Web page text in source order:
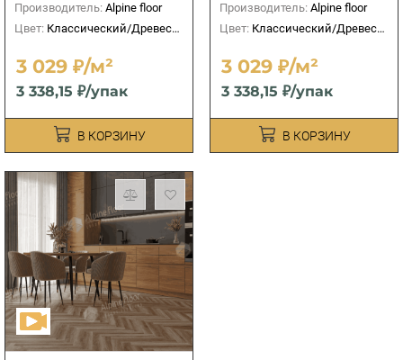
Производитель: Alpine floor
Цвет: Классический/Древесный
3 029 ₽/м²
3 338,15 ₽/упак
В КОРЗИНУ
Производитель: Alpine floor
Цвет: Классический/Древесный
3 029 ₽/м²
3 338,15 ₽/упак
В КОРЗИНУ